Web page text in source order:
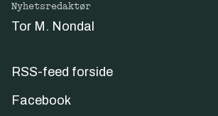
Nyhetsredaktør
Tor M. Nondal
RSS-feed forside
Facebook